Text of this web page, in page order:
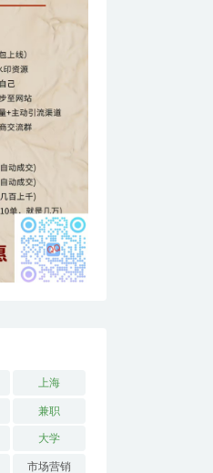
上海
兼职
大学
市场营销